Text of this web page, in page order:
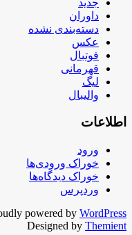
جدید
داوران
دسته‌بندی نشده
عکس
فوتبال
قهرمانی
لیگ
والیبال
اطلاعات
ورود
خوراک ورودی‌ها
خوراک دیدگاه‌ها
وردپرس
powered by WordPress
Designed by Themient